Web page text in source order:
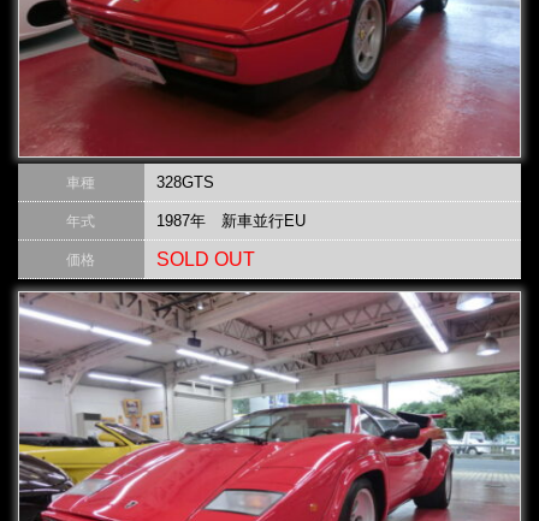
車種 328GTS
年式 1987年 新車並行EU
価格 SOLD OUT